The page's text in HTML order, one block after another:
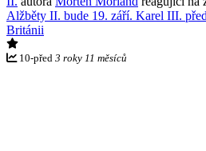
Alžběty II. bude 19. září. Karel III.
Británii
10-před 3 roky 11 měsíců